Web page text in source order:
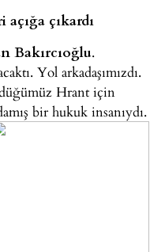
çıkardı
Bakırcıoğlu.
Yol arkadaşımızdı.
Hrant için
bir hukuk insanıydı.